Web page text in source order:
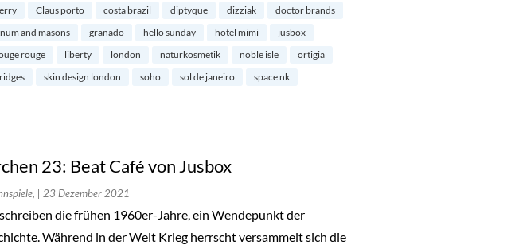
Claus porto costa brazil diptyque dizziak
doctor brands
and masons
granado hello sunday hotel mimi
jusbox
rouge
liberty london naturkosmetik noble isle
ortigia
skin design london soho sol de janeiro space nk
23: Beat Café von Jusbox
| 23 Dezember 2021
die frühen 1960er-Jahre, ein Wendepunkt der
Während in der Welt Krieg herrscht versammelt sich die